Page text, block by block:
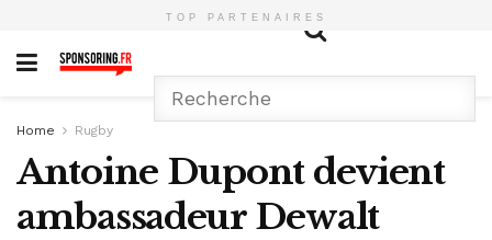
TOP PARTENAIRES
Home Rugby
Antoine Dupont devient
ambassadeur Dewalt